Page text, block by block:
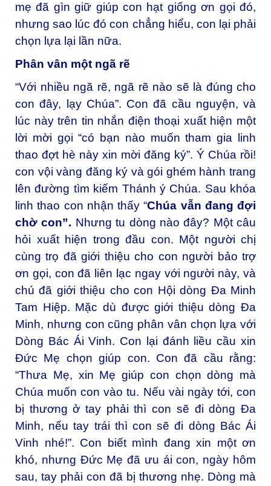
mẹ đã gìn giữ giúp con hạt giống ơn gọi đó,
nhưng sao lúc đó con chẳng hiểu, con lại phải
chọn lựa lại lần nữa.
Phân vân một ngã rẽ
“Với nhiều ngã rẽ, ngã rẽ nào sẽ là đúng cho
con đây, lạy Chúa”. Con đã cầu nguyện, và
lúc này trên tin nhắn điện thoại xuất hiện một
lời mời gọi “có bạn nào muốn tham gia linh
thao đợt hè này xin mời đăng ký”. Ý Chúa rồi!
con vội vàng đăng ký và gói ghém hành trang
lên đường tìm kiếm Thánh ý Chúa. Sau khóa
linh thao con nhận thấy “Chúa vẫn đang đợi
chờ con”. Nhưng tu dòng nào đây? Một câu
hỏi xuất hiện trong đầu con. Một người chị
cùng trọ đã giới thiệu cho con người bảo trợ
ơn gọi, con đã liên lạc ngay với người này, và
chú đã giới thiệu cho con Hội dòng Đa Minh
Tam Hiệp. Mặc dù được giới thiệu dòng Đa
Minh, nhưng con cũng phân vân chọn lựa với
Dòng Bác Ái Vinh. Con lại đánh liều cầu xin
Đức Mẹ chọn giúp con. Con đã cầu rằng:
“Thưa Mẹ, xin Mẹ giúp con chọn dòng mà
Chúa muốn con vào tu. Nếu vài ngày tới, con
bị thương ở tay phải thì con sẽ đi dòng Đa
Minh, nếu tay trái thì con sẽ đi dòng Bác Ái
Vinh nhé!”. Con biết mình đang xin một ơn
khó, nhưng Đức Mẹ đã ưu ái con, ngày hôm
sau, tay phải con đã bị thương nhẹ. Dòng mà